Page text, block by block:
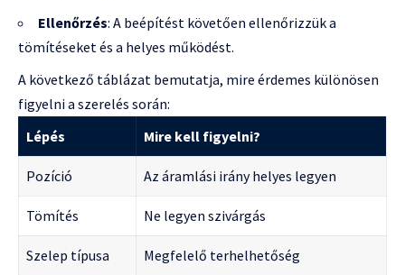
Ellenőrzés: A beépítést követően ellenőrizzük a
tömítéseket és a helyes működést.
A következő táblázat bemutatja, mire érdemes különösen
figyelni a szerelés során:
Lépés
Mire kell figyelni?
Pozíció Az áramlási irány helyes legyen
Tömítés Ne legyen szivárgás
Szelep típusa Megfelelő terhelhetőség